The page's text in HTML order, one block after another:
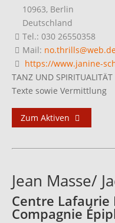
10963, Berlin
Deutschland
Tel.: 030 26550358
Mail:
https://www.janine-
TANZ UND
Texte sowie Vermittlung
Zum Aktiven
Jean Masse/
Centre Lafaurie
Compagnie